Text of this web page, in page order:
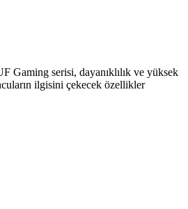
Gaming serisi, dayanıklılık ve yüksek
ilgisini çekecek özellikler